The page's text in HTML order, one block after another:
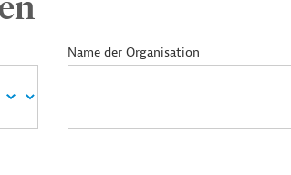
Name der Organisation